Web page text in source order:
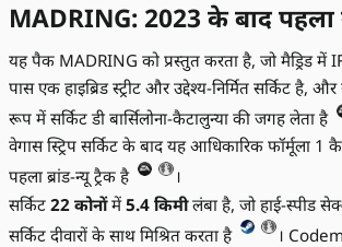
MADRING: 2023 के बाद पहला
यह पैक MADRING को प्रस्तुत करता है, जो मैड्रिड में
पास एक हाइब्रिड स्ट्रीट और उद्देश्य-निर्मित सर्किट है,
रूप में सर्किट डी बार्सिलोना-कैटालुन्या की जगह लेता है
वेगास स्ट्रिप सर्किट के बाद यह आधिकारिक फॉर्मूला 1
पहला ब्रांड-न्यू ट्रैक है
।
सर्किट 22 कोनोंमें5.4 किमीलंबा है, जो हाई-स्पीड
सर्किट दीवारों के साथ मिश्रित करता है
।